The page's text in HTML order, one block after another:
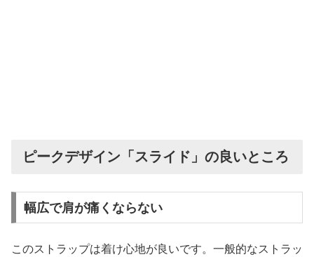
ピークデザイン「スライド」の良いところ
幅広で肩が痛くならない
このストラップは着け心地が良いです。一般的なストラッ